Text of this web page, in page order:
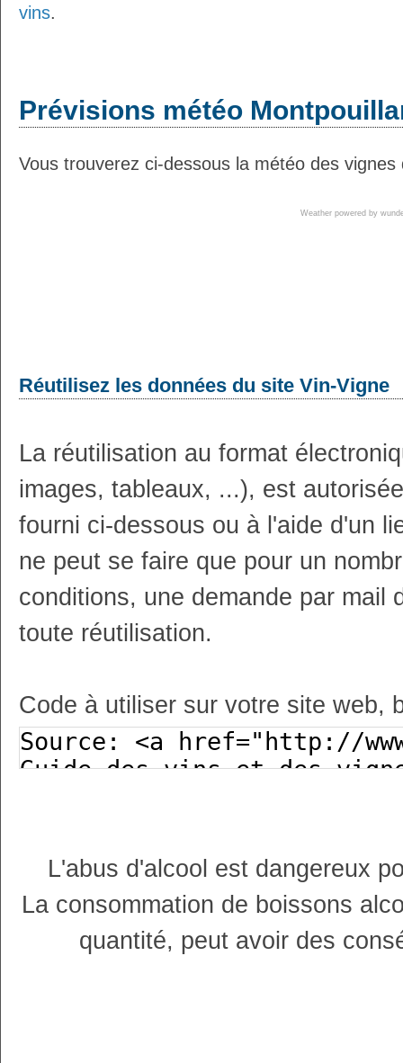
vins.
Prévisions météo
Vous trouverez ci-dessous la météo des
Weather powered by
Réutilisez les données du site Vin-Vigne
La réutilisation au format
images, tableaux, ...), est
fourni ci-dessous ou à l'aide d'un
ne peut se faire que pour un
conditions, une demande par mail
toute réutilisation.
Code à utiliser sur votre site web,
L'abus d'alcool est dangereux
La consommation de boissons
quantité, peut avoir des